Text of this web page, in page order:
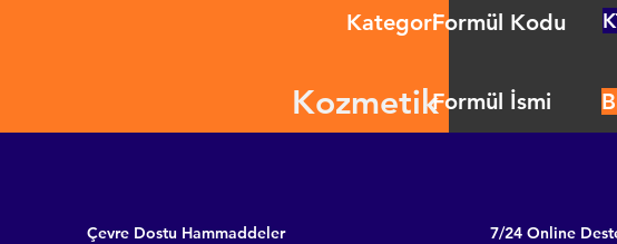
Kategori
Kozmetik
Formül Kodu
Formül İsmi
Çevre Dostu Hammaddeler 7/24 Online